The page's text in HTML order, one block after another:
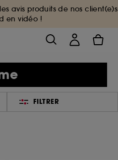
avis produits de nos client(e)s
en vidéo !
FILTRER